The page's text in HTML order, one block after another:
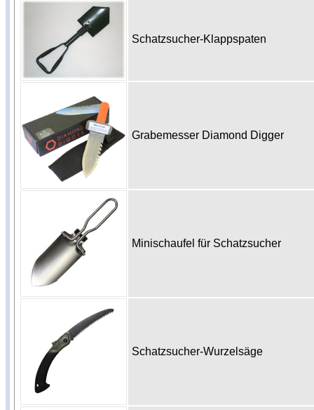
Schatzsucher-Klappspaten
Grabemesser Diamond Digger
Minischaufel für Schatzsucher
Schatzsucher-Wurzelsäge